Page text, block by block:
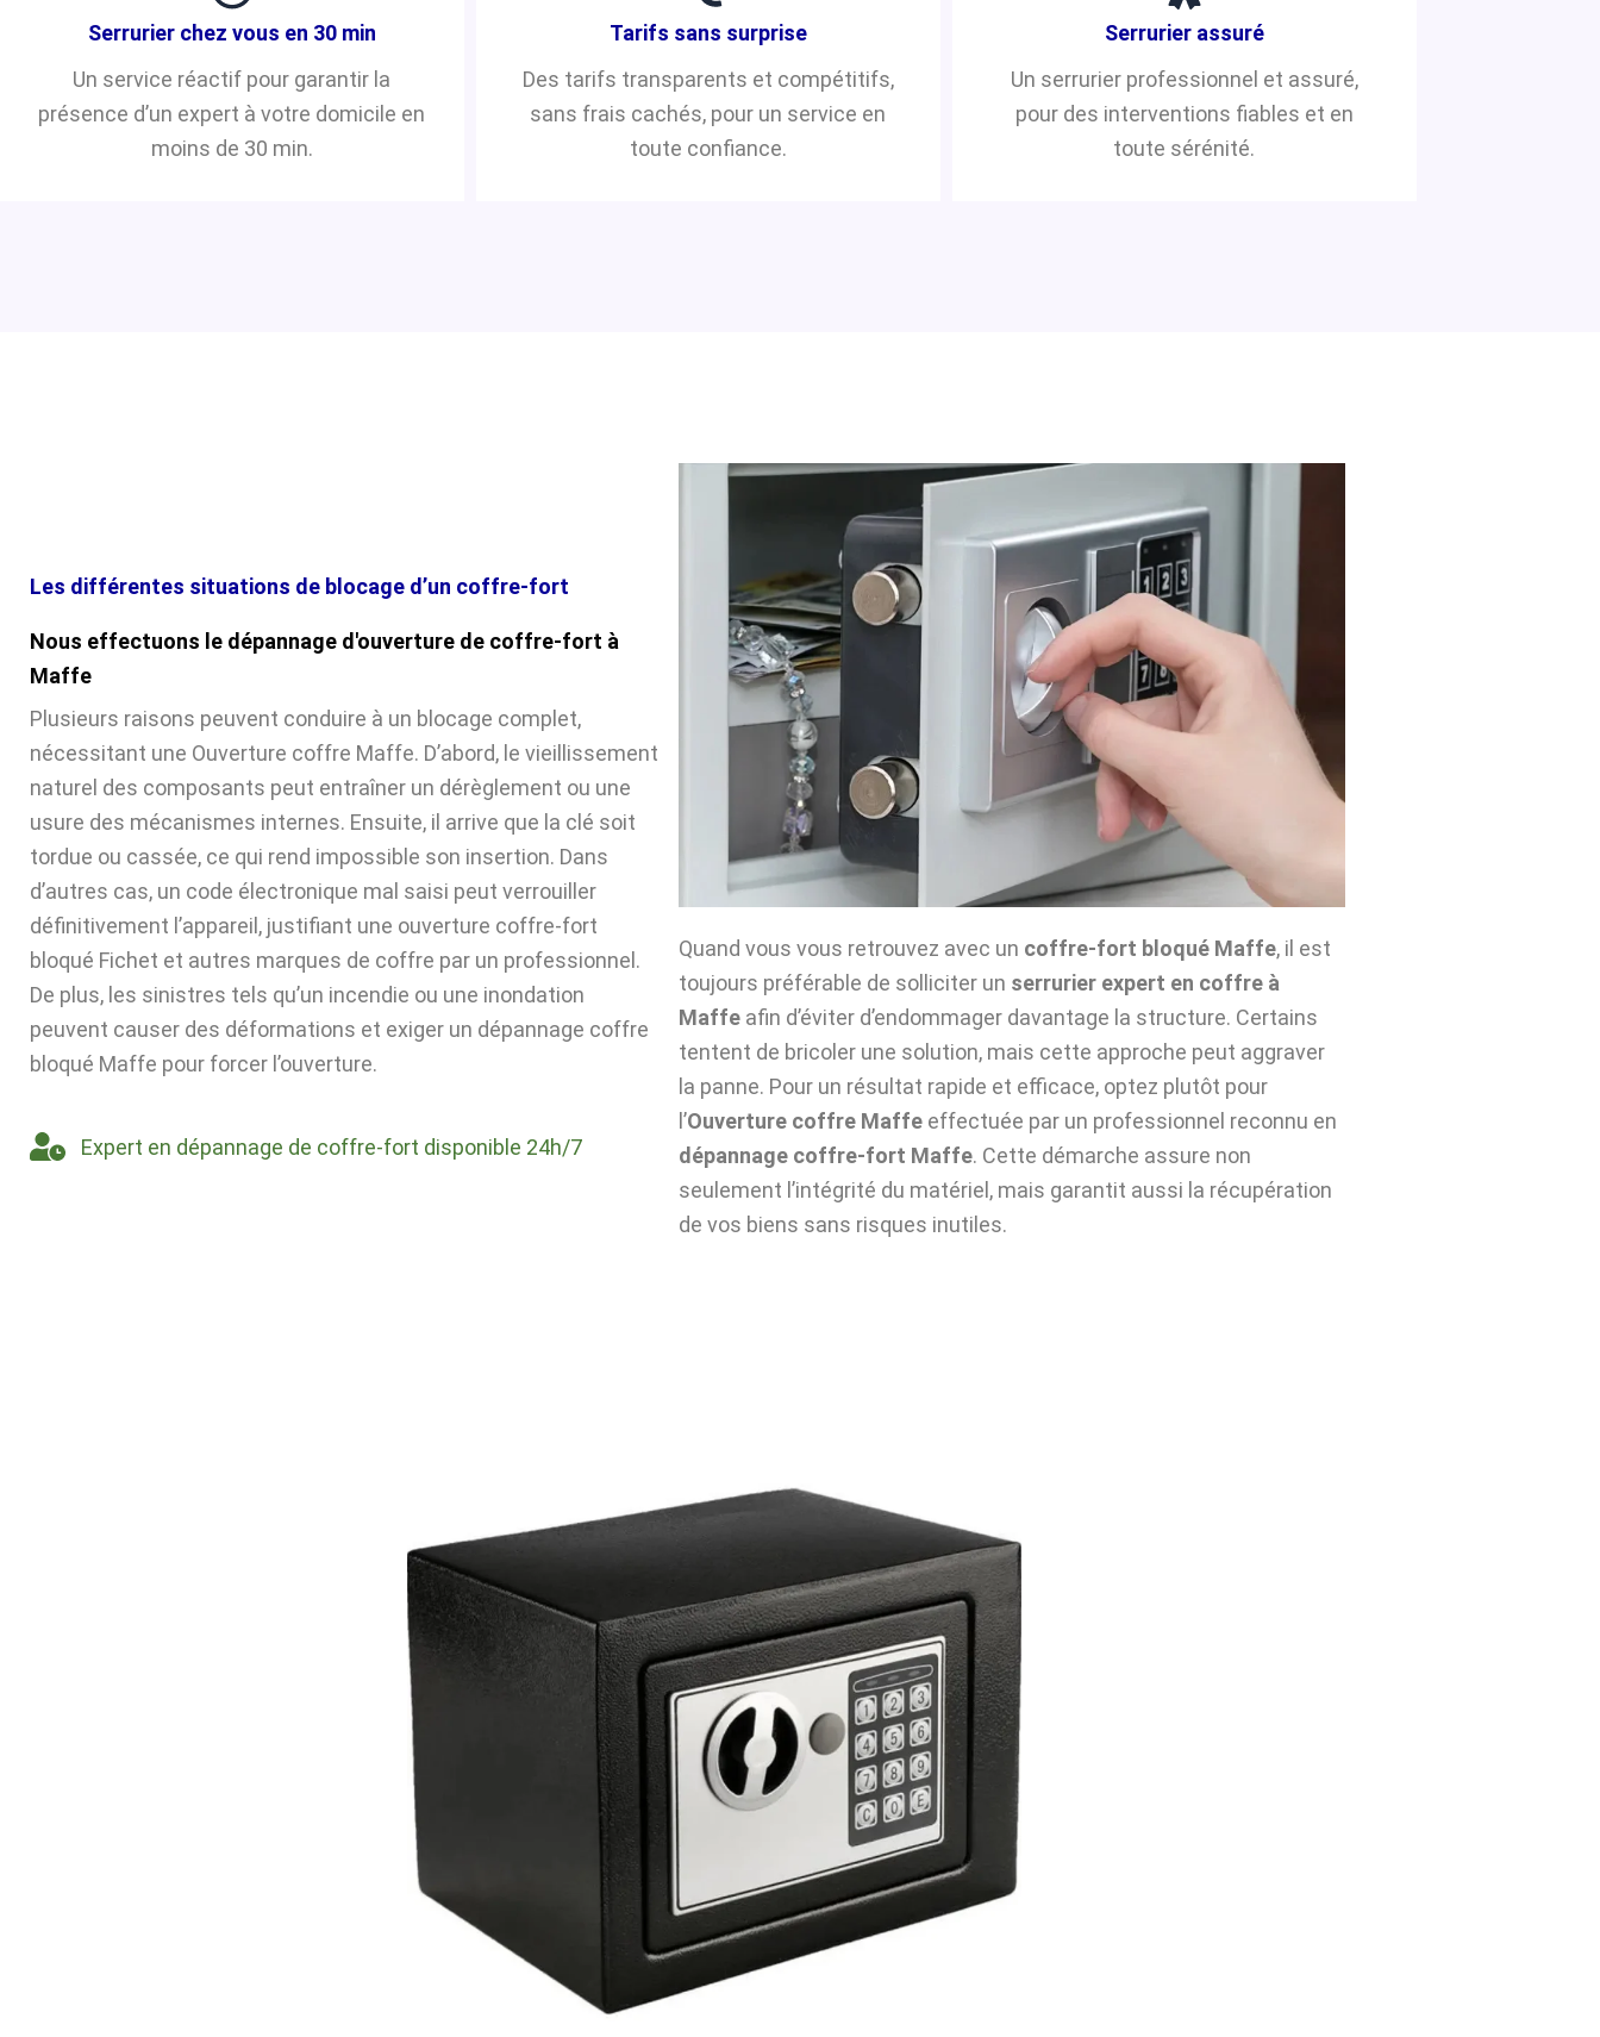
Serrurier chez vous en 30 min
Un service réactif pour garantir la
présence d’un expert à votre domicile en
moins de 30 min.
Tarifs sans surprise
Des tarifs transparents et compétitifs,
sans frais cachés, pour un service en
toute confiance.
Serrurier assuré
Un serrurier professionnel et assuré,
pour des interventions fiables et en
toute sérénité.
Les différentes situations de blocage d’un coffre-fort
Nous effectuons le dépannage d'ouverture de coffre-fort à
Maffe
Plusieurs raisons peuvent conduire à un blocage complet,
nécessitant une Ouverture coffre Maffe. D’abord, le vieillissement
naturel des composants peut entraîner un dérèglement ou une
usure des mécanismes internes. Ensuite, il arrive que la clé soit
tordue ou cassée, ce qui rend impossible son insertion. Dans
d’autres cas, un code électronique mal saisi peut verrouiller
définitivement l’appareil, justifiant une ouverture coffre-fort
bloqué Fichet et autres marques de coffre par un professionnel.
De plus, les sinistres tels qu’un incendie ou une inondation
peuvent causer des déformations et exiger un dépannage coffre
bloqué Maffe pour forcer l’ouverture.
Expert en dépannage de coffre-fort disponible 24h/7
Quand vous vous retrouvez avec un coffre-fort bloqué Maffe, il est
toujours préférable de solliciter un serrurier expert en coffre à
Maffe afin d’éviter d’endommager davantage la structure. Certains
tentent de bricoler une solution, mais cette approche peut aggraver
la panne. Pour un résultat rapide et efficace, optez plutôt pour
l’Ouverture coffre Maffe effectuée par un professionnel reconnu en
dépannage coffre-fort Maffe. Cette démarche assure non
seulement l’intégrité du matériel, mais garantit aussi la récupération
de vos biens sans risques inutiles.